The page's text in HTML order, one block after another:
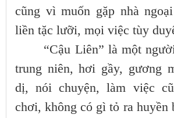
cũng vì muốn gặp nhà
liền tặc lưỡi, mọi việc tùy
“Cậu Liên” là một người
trung niên, hơi gầy, gương
dị, nói chuyện, làm việc
chơi, không có gì tỏ ra huyền